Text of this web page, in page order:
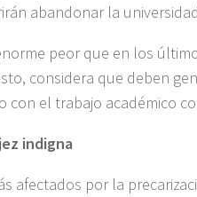
abandonar la
peor que en los
considera que deben
con el trabajo académico
indigna
afectados por la